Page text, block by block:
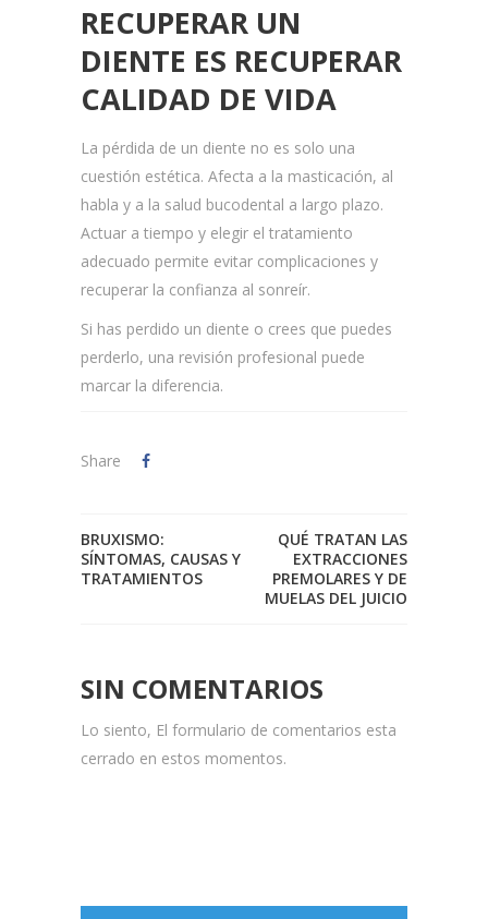
RECUPERAR UN
DIENTE ES RECUPERAR
CALIDAD DE VIDA
La pérdida de un diente no es solo una
cuestión estética. Afecta a la masticación, al
habla y a la salud bucodental a largo plazo.
Actuar a tiempo y elegir el tratamiento
adecuado permite evitar complicaciones y
recuperar la confianza al sonreír.
Si has perdido un diente o crees que puedes
perderlo, una revisión profesional puede
marcar la diferencia.
Share
BRUXISMO:
SÍNTOMAS, CAUSAS Y
TRATAMIENTOS
QUÉ TRATAN LAS
EXTRACCIONES
PREMOLARES Y DE
MUELAS DEL JUICIO
SIN COMENTARIOS
Lo siento, El formulario de comentarios esta
cerrado en estos momentos.